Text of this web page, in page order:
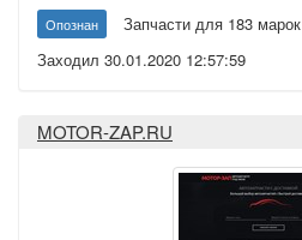
Опознан Запчасти для 183 марок
Заходил 30.01.2020 12:57:59
MOTOR-ZAP.RU